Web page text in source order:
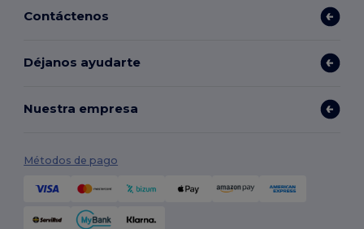
Contáctenos
Déjanos ayudarte
Nuestra empresa
Métodos de pago